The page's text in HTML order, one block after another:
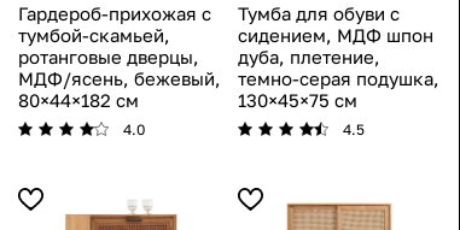
Гардероб-прихожая с
тумбой-скамьей,
ротанговые дверцы,
МДФ/ясень, бежевый,
80×44×182 см
4.0
Тумба для обуви с
сидением, МДФ шпон
дуба, плетение,
темно-серая подушка,
130×45×75 см
4.5